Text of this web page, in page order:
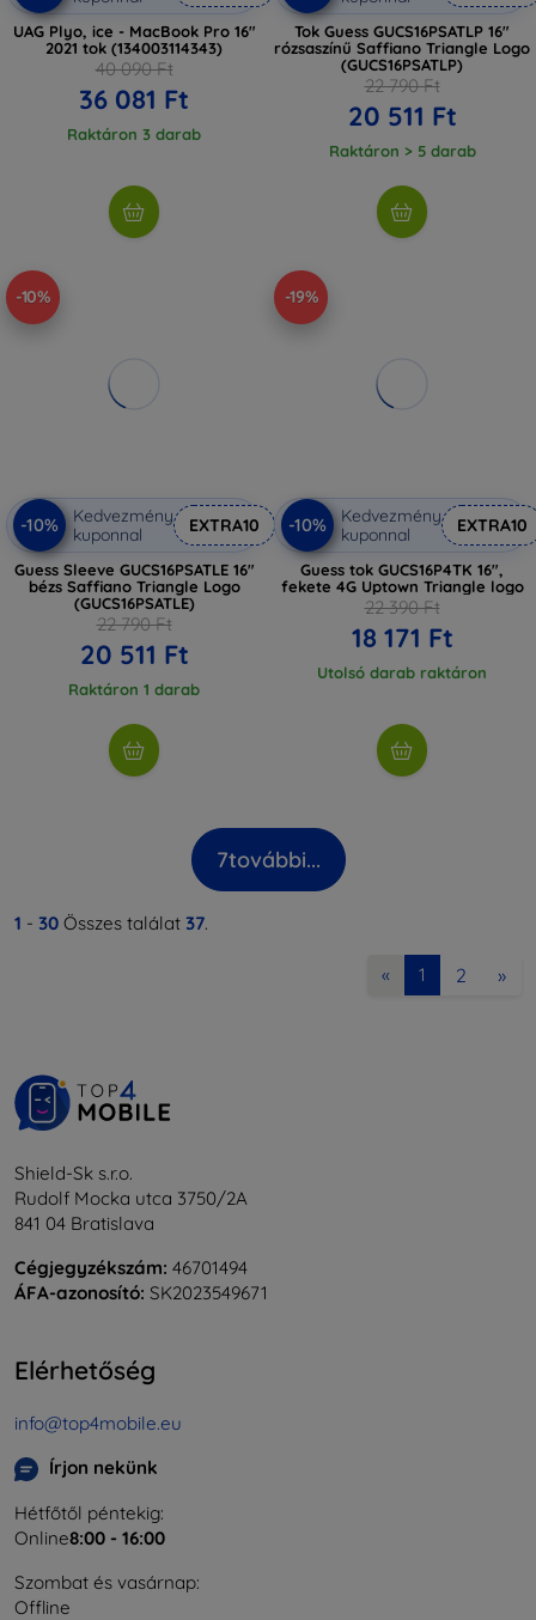
UAG Plyo, ice - MacBook Pro 16"
2021 tok (134003114343)
40 090 Ft
36 081 Ft
Raktáron 3 darab
Tok Guess GUCS16PSATLP 16"
rózsaszínű Saffiano Triangle Logo
(GUCS16PSATLP)
22 790 Ft
20 511 Ft
Raktáron > 5 darab
-10%
-10%
Kedvezmény
kuponnal
EXTRA10
Guess Sleeve GUCS16PSATLE 16"
bézs Saffiano Triangle Logo
(GUCS16PSATLE)
22 790 Ft
20 511 Ft
Raktáron 1 darab
-19%
-10%
Kedvezmény
kuponnal
EXTRA10
Guess tok GUCS16P4TK 16",
fekete 4G Uptown Triangle logo
22 390 Ft
18 171 Ft
Utolsó darab raktáron
7további...
1 - 30 Összes találat 37.
« 1 2 »
Shield-Sk s.r.o.
Rudolf Mocka utca 3750/2A
841 04 Bratislava
Cégjegyzékszám: 46701494
ÁFA-azonosító: SK2023549671
Elérhetőség
info@top4mobile.eu
Írjon nekünk
Hétfőtől péntekig:
Online8:00 - 16:00
Szombat és vasárnap:
Offline